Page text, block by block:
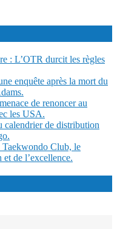
: L’OTR durcit les règles
enquête après la mort du
de renoncer au
les USA.
calendrier de distribution
Club, le
de l’excellence.